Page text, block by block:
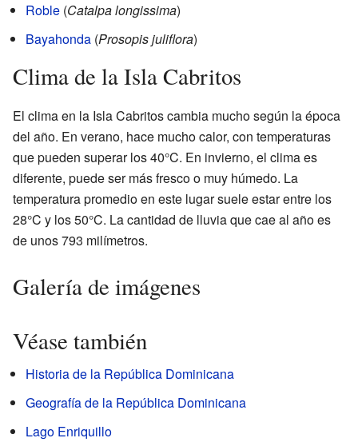
Roble (Catalpa longissima)
Bayahonda (Prosopis juliflora)
Clima de la Isla Cabritos
El clima en la Isla Cabritos cambia mucho según la época
del año. En verano, hace mucho calor, con temperaturas
que pueden superar los 40°C. En invierno, el clima es
diferente, puede ser más fresco o muy húmedo. La
temperatura promedio en este lugar suele estar entre los
28°C y los 50°C. La cantidad de lluvia que cae al año es
de unos 793 milímetros.
Galería de imágenes
Véase también
Historia de la República Dominicana
Geografía de la República Dominicana
Lago Enriquillo